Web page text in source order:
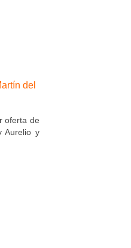
del
oferta de
Aurelio y